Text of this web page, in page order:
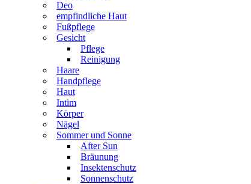
Deo
empfindliche Haut
Fußpflege
Gesicht
Pflege
Reinigung
Haare
Handpflege
Haut
Intim
Körper
Nägel
Sommer und Sonne
After Sun
Bräunung
Insektenschutz
Sonnenschutz